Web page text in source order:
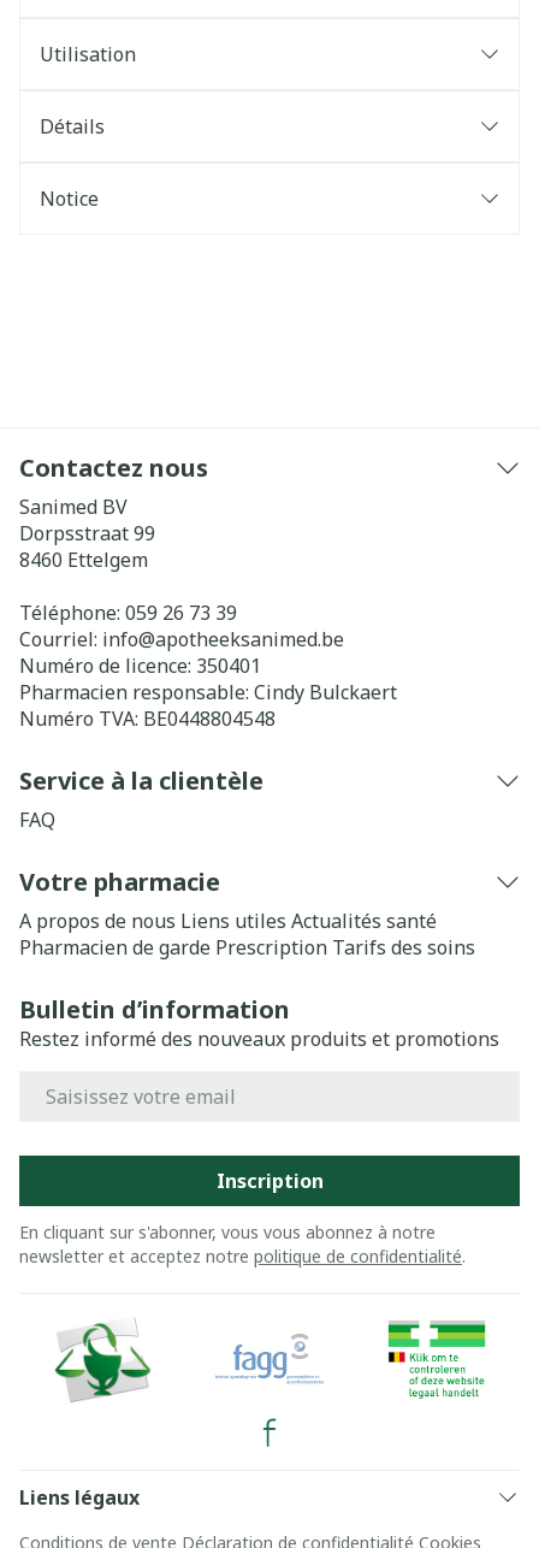
Utilisation
Détails
Notice
Contactez nous
Sanimed BV
Dorpsstraat 99
8460 Ettelgem
Téléphone: 059 26 73 39
Courriel: info@apotheeksanimed.be
Numéro de licence: 350401
Pharmacien responsable: Cindy Bulckaert
Numéro TVA: BE0448804548
Service à la clientèle
FAQ
Votre pharmacie
A propos de nous Liens utiles Actualités santé
Pharmacien de garde Prescription Tarifs des soins
Bulletin d’information
Restez informé des nouveaux produits et promotions
Inscription
En cliquant sur s'abonner, vous vous abonnez à notre
newsletter et acceptez notre politique de confidentialité.
Liens légaux
Conditions de vente Déclaration de confidentialité Cookies